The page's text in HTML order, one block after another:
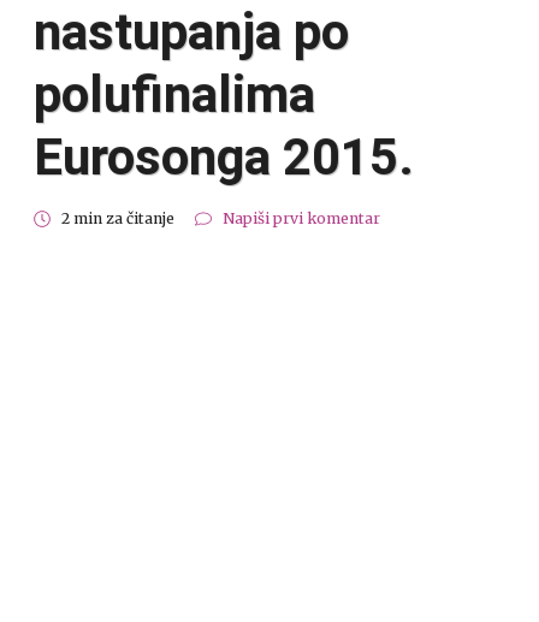
nastupanja po
polufinalima
Eurosonga 2015.
2 min za čitanje Napiši prvi komentar